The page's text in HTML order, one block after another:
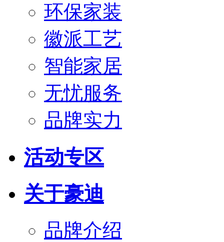
环保家装
徽派工艺
智能家居
无忧服务
品牌实力
活动专区
关于豪迪
品牌介绍